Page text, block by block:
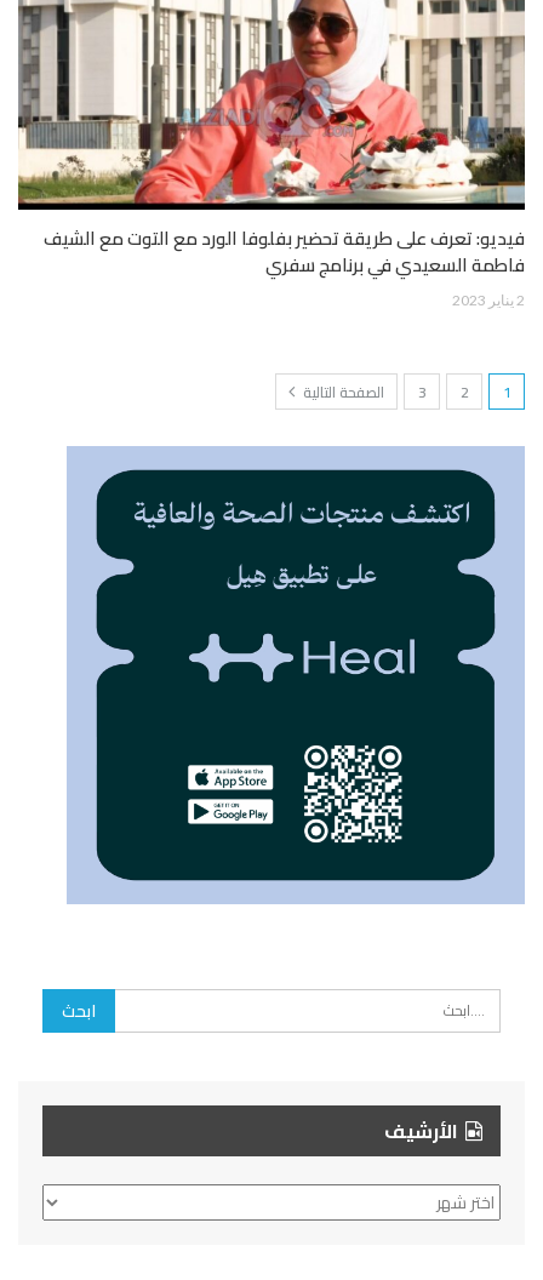
فيديو: تعرف على طريقة تحضير بفلوفا الورد مع التوت مع الشيف
فاطمة السعيدي في برنامج سفري
2 يناير 2023
1
2
3 الصفحة التالية
الأرشيف
الأرشيف